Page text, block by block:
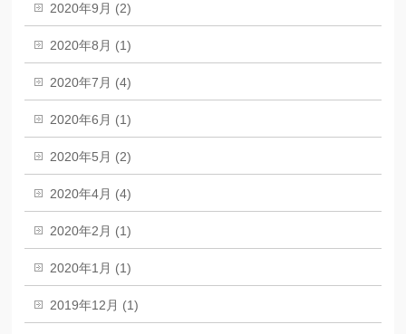
2020年9月 (2)
2020年8月 (1)
2020年7月 (4)
2020年6月 (1)
2020年5月 (2)
2020年4月 (4)
2020年2月 (1)
2020年1月 (1)
2019年12月 (1)